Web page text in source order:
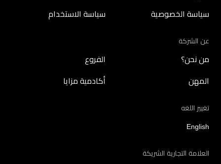
سياسة الخصوصية سياسة الاستخدام
عن الشركة
من نحن؟ الفروع
المهن أكادمية مزايا
تغيير اللغه
English
العلامة التجارية الشريكة